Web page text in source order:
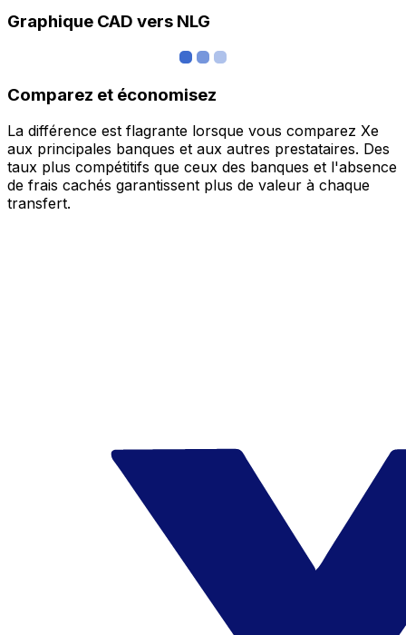
Graphique CAD vers NLG
Comparez et économisez
La différence est flagrante lorsque vous comparez Xe
aux principales banques et aux autres prestataires. Des
taux plus compétitifs que ceux des banques et l'absence
de frais cachés garantissent plus de valeur à chaque
transfert.